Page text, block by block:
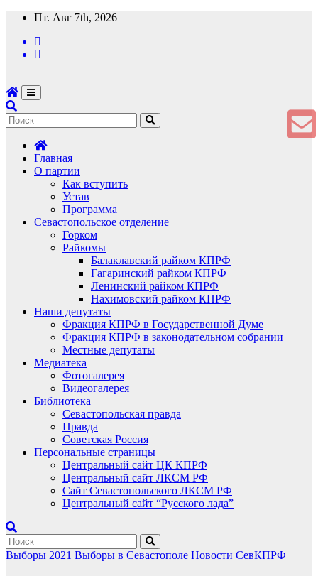
Перейти
содержимому
Пт. Авг 7th, 2026
Главная
О партии
Как вступить
Устав
Программа
Севастопольское отделение
Горком
Райкомы
Балаклавский райком КПРФ
Гагаринский райком КПРФ
Ленинский райком КПРФ
Нахимовский райком КПРФ
Наши депутаты
Фракция КПРФ в Государственной Думе
Фракция КПРФ в законодательном собрании
Местные депутаты
Медиатека
Фотогалерея
Видеогалерея
Библиотека
Севастопольская правда
Правда
Советская Россия
Персональные страницы
Центральный сайт ЦК КПРФ
Центральный сайт ЛКСМ РФ
Сайт Севастопольского ЛКСМ РФ
Центральный сайт “Русского лада”
Выборы 2021 Выборы в Севастополе Новости СевКПРФ